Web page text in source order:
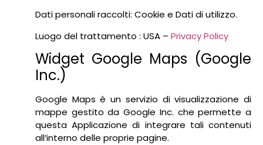
Dati personali raccolti: Cookie e Dati di utilizzo.
Luogo del trattamento : USA – Privacy Policy
Widget Google Maps (Google
Inc.)
Google Maps è un servizio di visualizzazione di
mappe gestito da Google Inc. che permette a
questa Applicazione di integrare tali contenuti
all’interno delle proprie pagine.